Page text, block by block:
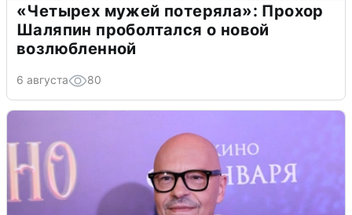
«Четырех мужей потеряла»: Прохор
Шаляпин проболтался о новой
возлюбленной
6 августа 80